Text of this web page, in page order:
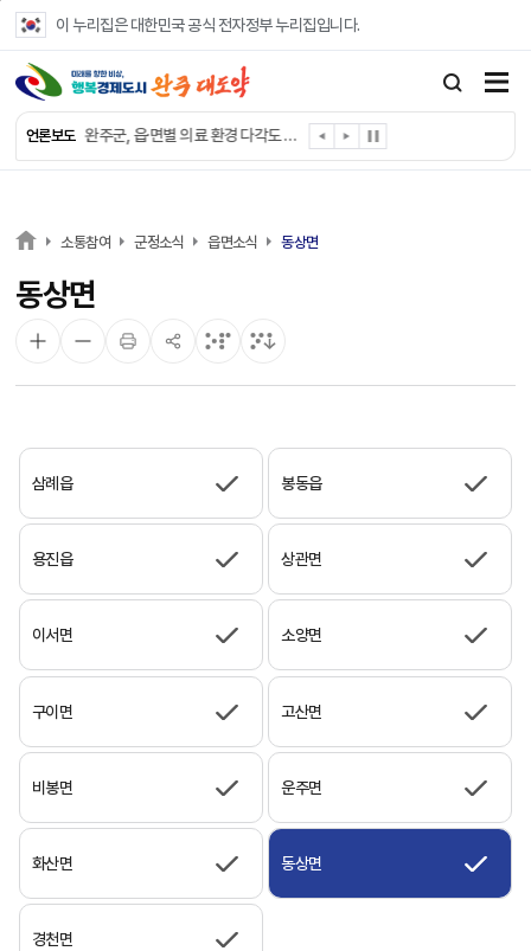
이 누리집은 대한민국 공식 전자정부 누리집입니다.
언론보도
완주군, ‘수의계약 총량제’ 개편 운영
완주군 청소년, 초록우산 지원으로 치과 치료
완주군, 읍·면별 의료 환경 다각도 진단한다
완주군, 모바일 헬스케어 “내 건강 변화 직접 확인”
전북은행, 완주군에 ‘시원키트’ 60세트 기탁
소통참여 군정소식 읍면소식 동상면
동상면
삼례읍 봉동읍
용진읍 상관면
이서면 소양면
구이면 고산면
비봉면 운주면
화산면 동상면
경천면